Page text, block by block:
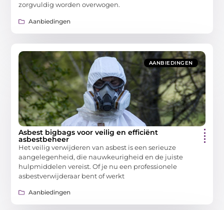
zorgvuldig worden overwogen.
Aanbiedingen
AANBIEDINGEN
Asbest bigbags voor veilig en efficiënt
asbestbeheer
Het veilig verwijderen van asbest is een serieuze
aangelegenheid, die nauwkeurigheid en de juiste
hulpmiddelen vereist. Of je nu een professionele
asbestverwijderaar bent of werkt
Aanbiedingen